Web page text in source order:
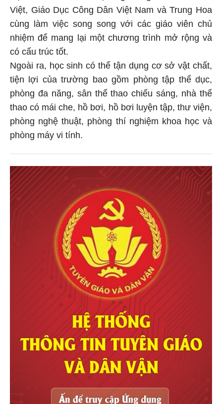
Việt, Giáo Dục Công Dân Việt Nam và Trung Hoa
cùng làm việc song song với các giáo viên chủ
nhiệm để mang lại một chương trình mở rộng và
có cấu trúc tốt.
Ngoài ra, học sinh có thể tận dụng cơ sở vật chất,
tiện lợi của trường bao gồm phòng tập thể dục,
phòng đa năng, sân thể thao chiếu sáng, nhà thể
thao có mái che, hồ bơi, hồ bơi luyện tập, thư viện,
phòng nghệ thuật, phòng thí nghiệm khoa học và
phòng máy vi tính.